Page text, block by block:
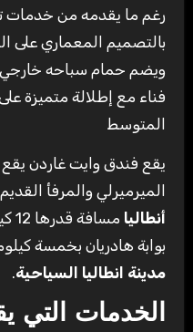
رغم ما يقدمه من خدمات
بالتصميم المعماري على
ويضم حمام سباحه
فناء مع إطلالة متميزة
المتوسط
الميرميرلي والمرفأ
أنطاليا
بوابة هادريان بخمسة
مدينة انطاليا السياحية.
الخدمات التي